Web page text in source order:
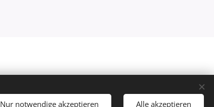
Nur notwendige akzeptieren Alle akzeptieren